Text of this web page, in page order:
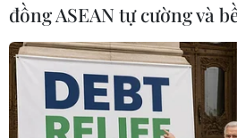
#THACO #Ôtô Trường Hải
đồng ASEAN tự cường và